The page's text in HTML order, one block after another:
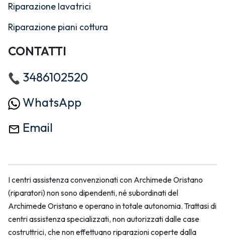
Riparazione lavatrici
Riparazione piani cottura
CONTATTI
3486102520
WhatsApp
Email
I centri assistenza convenzionati con Archimede Oristano
(riparatori) non sono dipendenti, né subordinati del
Archimede Oristano e operano in totale autonomia. Trattasi di
centri assistenza specializzati, non autorizzati dalle case
costruttrici, che non effettuano riparazioni coperte dalla